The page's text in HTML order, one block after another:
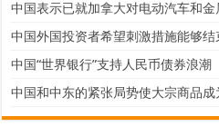
中国表示已就加拿大对电动汽车和
中国外国投资者希望刺激措施能够结
中国“世界银行”支持人民币债券浪潮
中国和中东的紧张局势使大宗商品